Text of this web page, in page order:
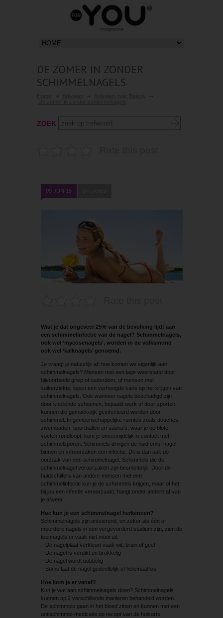
DE ZOMER IN ZONDER
SCHIMMELNAGELS
ZOEK
09 JUN 15
Wist je dat ongeveer 25% van de bevolking lijdt aan
een schimmelinfectie van de nagel? Schimmelnagels,
ook wel ‘mycosenagels’, worden in de volksmond
ook wel ‘kalknagels’ genoemd.
Je vraagt je natuurlijk af: hoe komen we eigenlijk aan
schimmelnagels? Mensen met een lage weerstand door
bijvoorbeeld griep of ouderdom, of mensen met
suikerziekte, lopen een verhoogde kans op het krijgen van
schimmelnagels. Ook wanneer nagels beschadigd zijn
door knellende schoenen, bepaald werk of door sporten,
kunnen die gemakkelijk geïnfecteerd worden door
schimmel. In gemeenschappelijke ruimtes zoals douches,
zwembaden, sporthallen en sauna’s, waar je op blote
voeten rondloopt, kom je onvermijdelijk in contact met
schimmelsporen. Schimmels dringen de huid en/of nagel
binnen en veroorzaken een infectie. Dit is dan ook de
oorzaak van een schimmelnagel. Schimmels die de
schimmelnagel veroorzaken zijn besmettelijk. Door de
huidschilfers van andere mensen met een
schimmelinfectie kun je de schimmels krijgen, maar of het
bij jou een infectie veroorzaakt, hangt onder andere af van
je afweer.
Hoe kun je een schimmelnagel herkennen?
Schimmelnagels zijn ontsierend, en zeker als één of
meerdere nagels in een vergevorderd stadium zijn, zien de
teennagels er vaak niet mooi uit:
– De nagelplaat verkleurt vaak wit, bruin of geel
– De nagel is verdikt en brokkelig
– De nagel wordt bobbelig
– Soms laat de nagel gedeeltelijk of helemaal los
Hoe kom je er vanaf?
Kun je wat aan schimmelnagels doen? Schimmelnagels
kun­nen op 2 verschillende manieren behandeld worden.
De schimmels gaan in het bloed zitten en kunnen met een
antischimmel-medicatie op recept van de huisarts